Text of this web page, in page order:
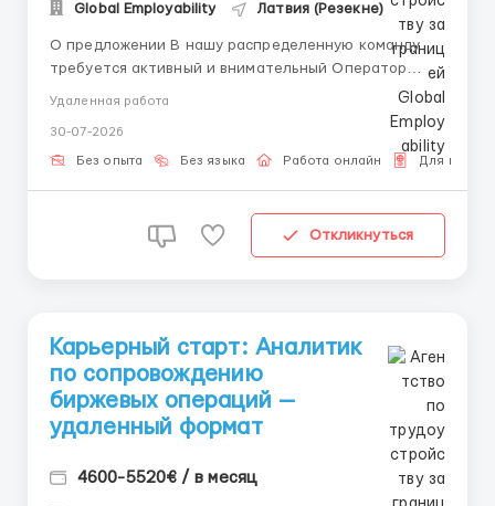
Global Employability Латвия (Резекне)
О предложении В нашу распределенную команду
требуется активный и внимательный Оператор
верификации и ввода данных. Не волнуйтесь, если у
вас нет опыта — мы обучаем с нуля и предоставляем
все материалы. Задачи Перенос данных из одних
систем в другие. Заполнение станда...
Удаленная работа
30-07-2026
Без опыта Без языка Работа онлайн Для
Откликнуться
Карьерный старт: Аналитик
по сопровождению
биржевых операций —
удаленный формат
4600-5520€ / в месяц